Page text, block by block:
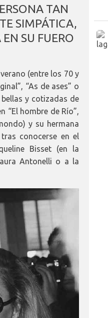
TAN
SIMPÁTICA,
SU FUERO
(entre los 70 y
“As de ases” o
y cotizadas de
“El hombre de Río”,
y su hermana
conocerse en el
Bisset (en la
Antonelli o a la